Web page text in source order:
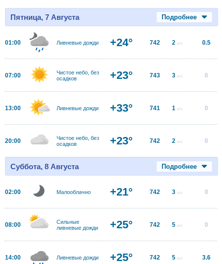
Пятница, 7 Августа Подробнее
01:00 Ливневые дожди +24° 742 2 м/с 0.5
07:00
Чистое небо, без
осадков
+23° 743 3 м/с 0
13:00 Ливневые дожди +33° 741 1 м/с 0
20:00
Чистое небо, без
осадков
+23° 742 2 м/с 0
Суббота, 8 Августа Подробнее
02:00 Малооблачно +21° 742 3 м/с 0
08:00
Сильные
ливневые дожди
+25° 742 5 м/с 0
14:00 Ливневые дожди +25° 742 5 м/с 3.6